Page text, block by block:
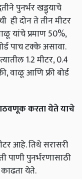
पुनर्भरखड्ड्याचे
हीदोनतेतीनमीटर
यांचेप्रमाण50%,
पाचटक्केअसावा.
त्यातील1.2मीटर, 0.4
,वाळूआणिफ्रीबोर्ड
करतायेतेयाचे
आहे.तिथेसरासरी
पाणीपुनर्भरणासाठी
काढतायेते.